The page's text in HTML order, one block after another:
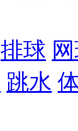
排球
跳水